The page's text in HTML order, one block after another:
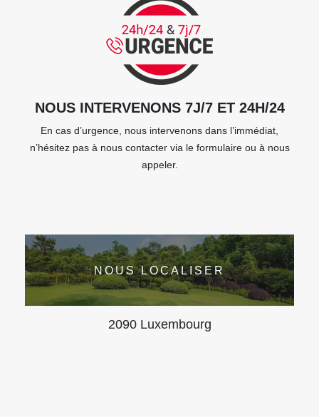
NOUS INTERVENONS 7J/7 ET 24H/24
En cas d’urgence, nous intervenons dans l’immédiat,
n’hésitez pas à nous contacter via le formulaire ou à nous
appeler.
NOUS LOCALISER
2090 Luxembourg